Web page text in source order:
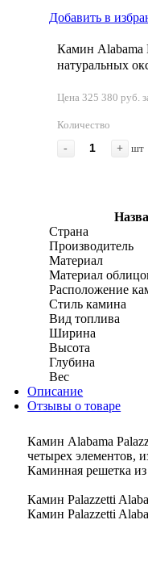
Добавить в
Камин Alabama
натуральных
Цена 325 380 руб.
Количество
-
+ шт
Страна
Производитель
Материал
Материал
Расположение
Стиль камина
Вид топлива
Ширина
Высота
Глубина
Вес
Описание
Отзывы о товаре
Камин Alabama
четырех элементов,
Каминная решетка из
Камин Palazzetti
Камин Palazzetti